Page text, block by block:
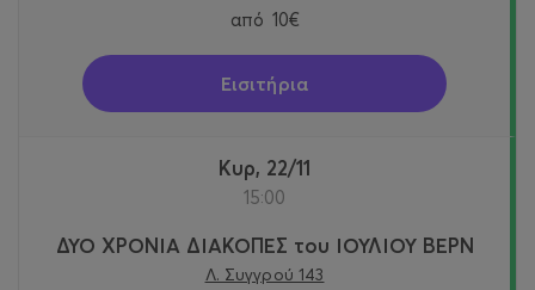
από 10€
Εισιτήρια
Κυρ, 22/11
15:00
ΔΥΟ ΧΡΟΝΙΑ ΔΙΑΚΟΠΕΣ του ΙΟΥΛΙΟΥ ΒΕΡΝ
Λ. Συγγρού 143